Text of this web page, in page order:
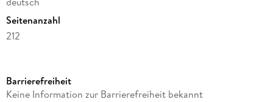
Seitenanzahl
212
Reihe
Barrierefreiheit
Keine Information zur Barrierefreiheit bekannt